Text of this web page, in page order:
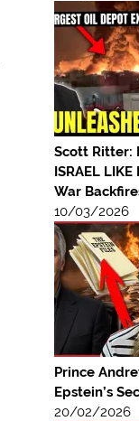
Scott Ritter:
ISRAEL LIKE
War
10/03/2026
Prince
Epstein’s
20/02/2026